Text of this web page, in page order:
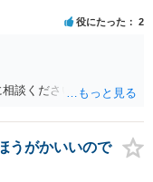
役にたった 2
談ください。
うがかいいので